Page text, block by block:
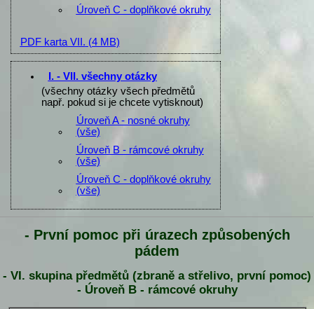
Úroveň C - doplňkové okruhy
PDF karta VII. (4 MB)
I. - VII. všechny otázky
(všechny otázky všech předmětů
např. pokud si je chcete vytisknout)
Úroveň A - nosné okruhy
(vše)
Úroveň B - rámcové okruhy
(vše)
Úroveň C - doplňkové okruhy
(vše)
- První pomoc při úrazech způsobených
pádem
- VI. skupina předmětů (zbraně a střelivo, první pomoc)
- Úroveň B - rámcové okruhy